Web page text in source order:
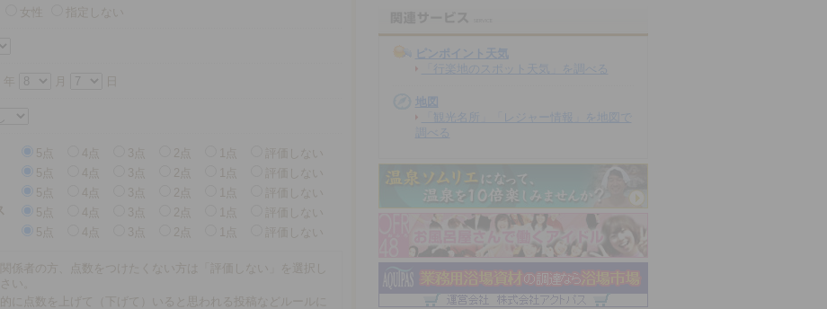
女性 指定しない
年
5点 3点 2点 1点
評価しない
5点 3点 2点 1点
評価しない
5点 3点 2点 1点
評価しない
5点 3点 2点 1点
評価しない
5点 3点 2点 1点 評価しない
関係者の方、点数をつけたくない方は「評価しない」を選択し
い。
的に点数を上げて（下げて）いると思われる投稿などルールに
ピンポイント天気
「行楽地のスポット天気」を調べる
地図
「観光名所」「レジャー情報」を地図で
調べる